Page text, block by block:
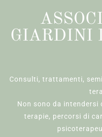
GIARDINI
Consulti, trattamenti,
Non sono da
terapie, percorsi di